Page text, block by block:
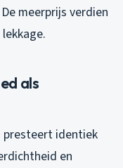
meerprijs verdien
als
presteert identiek
en